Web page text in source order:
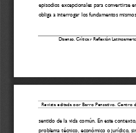
Disenso. Crítica y Reflexión
episodios excepcionales para convertirse
obliga a interrogar los fundamentos
Revista editada por Barro Pensativo. Centro
sentido de la vida común. En este
problema técnico, económico o jurídico ,